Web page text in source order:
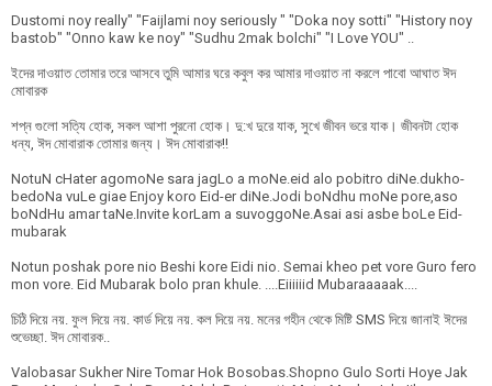
Dustomi noy really" "Faijlami noy seriously " "Doka noy sotti" "History noy
bastob" "Onno kaw ke noy" "Sudhu 2mak bolchi" "I Love YOU" ..
ইদের দাওয়াত তোমার তরে আসবে তুমি আমার ঘরে কবুল কর আমার দাওয়াত না করলে পাবো আঘাত ঈদ
মোবারক
শপ্ন গুলো সত্যি হোক, সকল আশা পুরনো হোক। দু:খ দুরে যাক, সুখে জীবন ভরে যাক। জীবনটা হোক
ধন্য, ঈদ মোবারাক তোমার জন্য। ঈদ মোবারাক!!
NotuN cHater agomoNe sara jagLo a moNe.eid alo pobitro diNe.dukho-
bedoNa vuLe giae Enjoy koro Eid-er diNe.Jodi boNdhu moNe pore,aso
boNdHu amar taNe.Invite korLam a suvoggoNe.Asai asi asbe boLe Eid-
mubarak
Notun poshak pore nio Beshi kore Eidi nio. Semai kheo pet vore Guro fero
mon vore. Eid Mubarak bolo pran khule. ....Eiiiiiid Mubaraaaaak....
চিঠি দিয়ে নয়. ফুল দিয়ে নয়. কার্ড দিয়ে নয়. কল দিয়ে নয়. মনের গহীন থেকে মিষ্টি SMS দিয়ে জানাই ঈদের
শুভেচ্ছা. ঈদ মোবারক..
Valobasar Sukher Nire Tomar Hok Bosobas.Shopno Gulo Sorti Hoye Jak